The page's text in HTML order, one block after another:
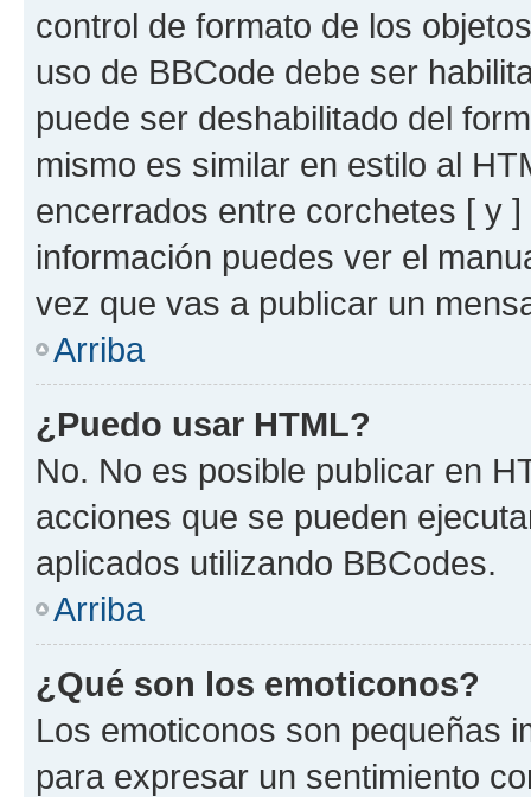
control de formato de los
uso de BBCode debe ser
puede ser deshabilitado del
mismo es similar en estilo al
encerrados entre corchetes [ y
información puedes ver el
vez que vas a publicar un
Arriba
¿Puedo usar HTML?
No. No es posible publicar en
acciones que se pueden
aplicados utilizando BBCodes.
Arriba
¿Qué son los emoticonos?
Los emoticonos son pequeñas
para expresar un sentimiento